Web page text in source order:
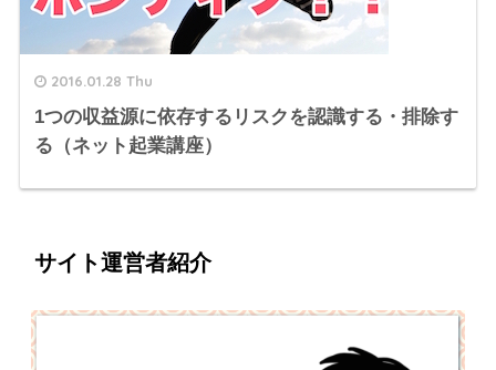
2016.01.28 Thu
1つの収益源に依存するリスクを認識する・排除す
る（ネット起業講座）
サイト運営者紹介